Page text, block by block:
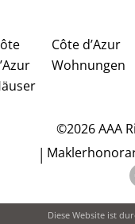
Côte d’Azur
Wohnungen
©2026 AAA
Diese Website ist